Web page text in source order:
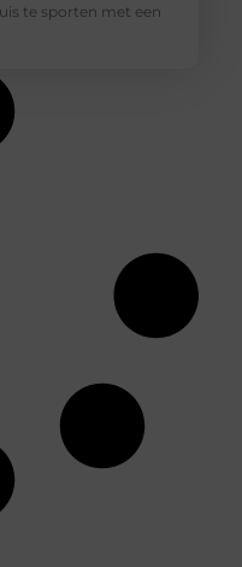
te sporten met een